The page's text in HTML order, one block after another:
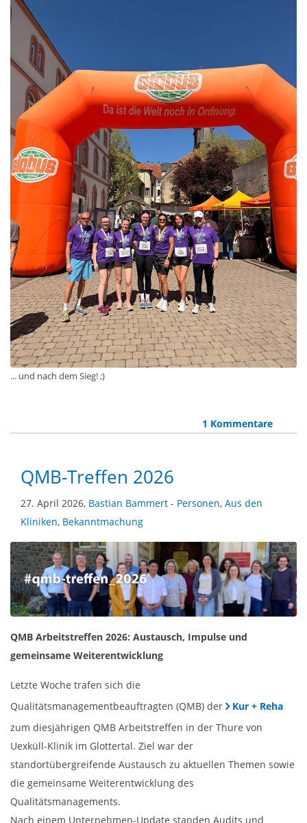
... und nach dem Sieg! ;)
1 Kommentare
QMB-Treffen 2026
27. April 2026, Bastian Bammert - Personen, Aus den
Kliniken, Bekanntmachung
QMB Arbeitstreffen 2026: Austausch, Impulse und
gemeinsame Weiterentwicklung
Letzte Woche trafen sich die
Qualitätsmanagementbeauftragten (QMB) der
Kur + Reha
zum diesjährigen QMB Arbeitstreffen in der Thure von
Uexküll-Klinik im Glottertal. Ziel war der
standortübergreifende Austausch zu aktuellen Themen sowie
die gemeinsame Weiterentwicklung des
Qualitätsmanagements.
Nach einem Unternehmen-Update standen Audits und